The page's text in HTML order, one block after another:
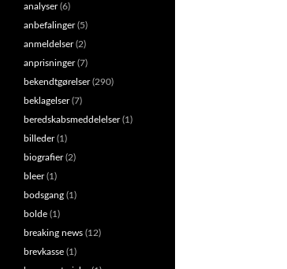
analyser(6)
anbefalinger(5)
anmeldelser(2)
anprisninger(7)
bekendtgørelser(290)
beklagelser(7)
beredskabsmeddelelser(1)
billeder(1)
biografier(2)
bleer(1)
bodsgang (1)
bolde (1)
breaking news (12)
brevkasse (1)